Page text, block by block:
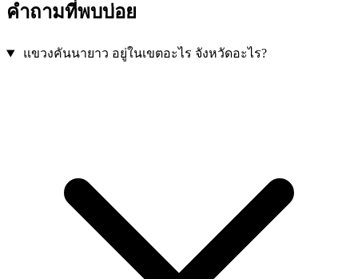
คำถามที่พบบ่อย
แขวงคันนายาว อยู่ในเขตอะไร จังหวัดอะไร?